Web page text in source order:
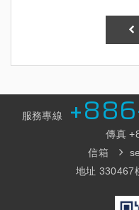
服務專線
傳真
信箱
地址 330467